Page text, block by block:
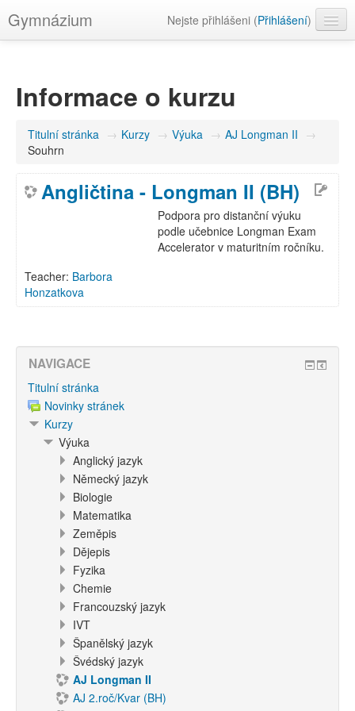
Gymnázium Nejste přihlášeni (Přihlášení)
Informace o kurzu
Titulní stránka → Kurzy → Výuka → AJ Longman II →
Souhrn
Angličtina - Longman II (BH)
Podpora pro distanční výuku
podle učebnice Longman Exam
Accelerator v maturitním ročníku.
Teacher: Barbora
Honzatkova
NAVIGACE
Titulní stránka
Novinky stránek
Kurzy
Výuka
Anglický jazyk
Německý jazyk
Biologie
Matematika
Zeměpis
Dějepis
Fyzika
Chemie
Francouzský jazyk
IVT
Španělský jazyk
Švédský jazyk
AJ Longman II
AJ 2.roč/Kvar (BH)